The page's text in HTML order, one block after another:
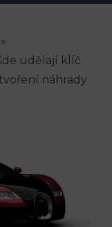
»
udělají klíč
náhrady